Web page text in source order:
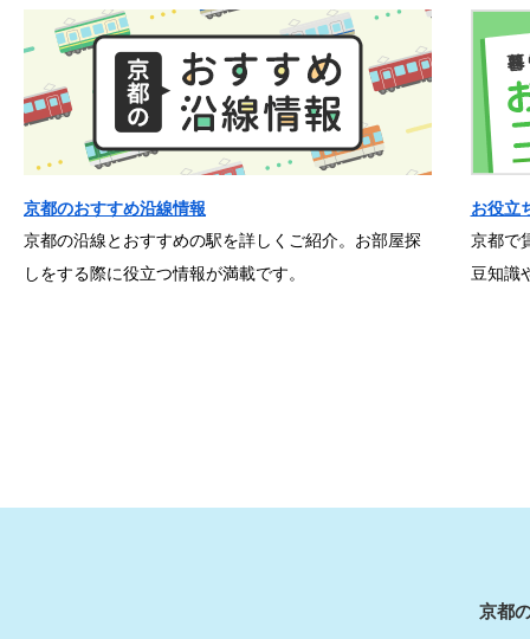
京都のおすすめ沿線情報
京都の沿線とおすすめの駅を詳しくご紹介。お部屋探
しをする際に役立つ情報が満載です。
お役立
京都で
豆知識
京都